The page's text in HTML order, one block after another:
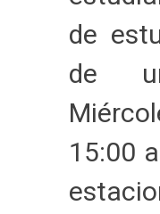
de
de
15:00